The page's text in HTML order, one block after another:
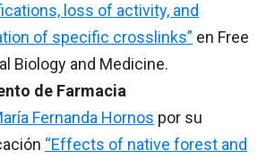
loss of activity, and
of specific crosslinks” en Free
Biology and Medicine.
de Farmacia
Fernanda Hornos por su
“Effects of native forest and